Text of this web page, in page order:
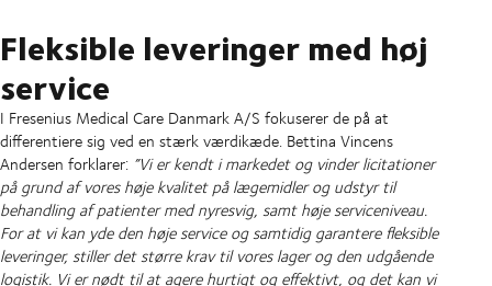
Fleksible leveringer med høj
service
I Fresenius Medical Care Danmark A/S fokuserer de på at
differentiere sig ved en stærk værdikæde. Bettina Vincens
Andersen forklarer: ”Vi er kendt i markedet og vinder licitationer
på grund af vores høje kvalitet på lægemidler og udstyr til
behandling af patienter med nyresvig, samt høje serviceniveau.
For at vi kan yde den høje service og samtidig garantere fleksible
leveringer, stiller det større krav til vores lager og den udgående
logistik. Vi er nødt til at agere hurtigt og effektivt, og det kan vi